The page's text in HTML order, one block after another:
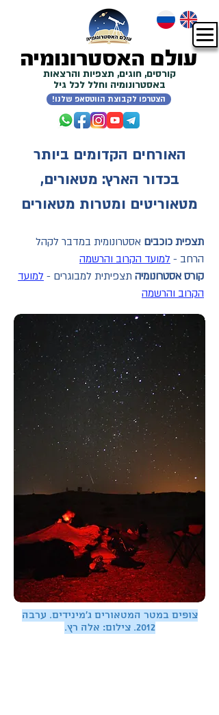
קורסים, חוגים, תצפיות והרצאות
באסטרונומיה וחלל לכל גיל
!הצטרפו לקבוצת הווטסאפ שלנו
האורחים הקדומים ביותר
בכדור הארץ: מטאורים,
מטאוריטים ומטרות מטאורים
תצפית כוכבים אסטרונומית במדבר לקהל
הרחב - למועד הקרוב והרשמה
קורס אסטרונומיה תצפיתית למבוגרים - למועד
הקרוב והרשמה
צופים במטר המטאורים ג'מינידים. ערבה
2012. צילום: אלה רץ.